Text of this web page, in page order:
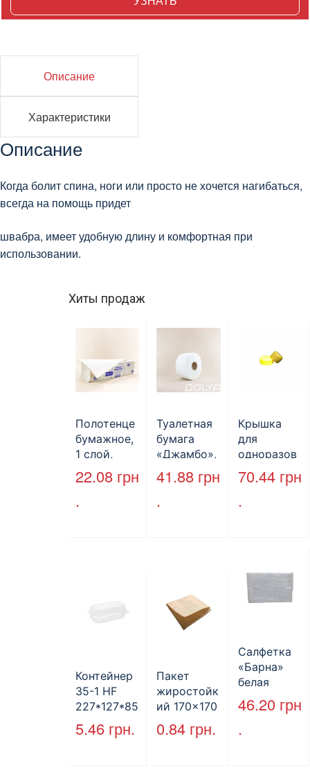
Описание
Характеристики
Описание
Когда болит спина, ноги или просто не хочется нагибаться,
всегда на помощь придет
швабра, имеет удобную длину и комфортная при
использовании.
Хиты продаж
Полотенце
бумажное,
1 слой,
макулатура
, VV тип
22.08 грн
.
Туалетная
бумага
«Джамбо»,
B2B
Service,
41.88 грн
.
Крышка
для
одноразов
ой
бутылки,
70.44 грн
.
Контейнер
35-1 HF
227*127*85
мм
(1700мл)
5.46 грн.
Пакет
жиростойк
ий 170×170
мм, уголок,
коричневы
0.84 грн.
Салфетка
«Барна»
белая
PAPERO
500 шт (6/
46.20 грн
.